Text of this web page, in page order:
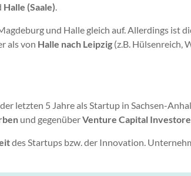
Halle (Saale)
und Halle gleich auf. Allerdings ist
als von Halle nach Leipzig (z.B. Hülsenreich,
letzten 5 Jahre als Startup in Sachsen-
und gegenüberVenture Capital
des Startups bzw. der Innovation.